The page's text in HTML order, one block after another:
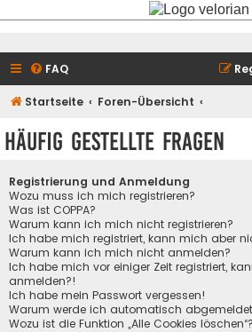
FAQ
Startseite Foren-Übersicht
Häufig gestellte Fragen
Registrierung und Anmeldung
Wozu muss ich mich registrieren?
Was ist COPPA?
Warum kann ich mich nicht registrieren?
Ich habe mich registriert, kann mich aber
Warum kann ich mich nicht anmelden?
Ich habe mich vor einiger Zeit registriert,
anmelden?!
Ich habe mein Passwort vergessen!
Warum werde ich automatisch
Wozu ist die Funktion „Alle Cookies löschen“?